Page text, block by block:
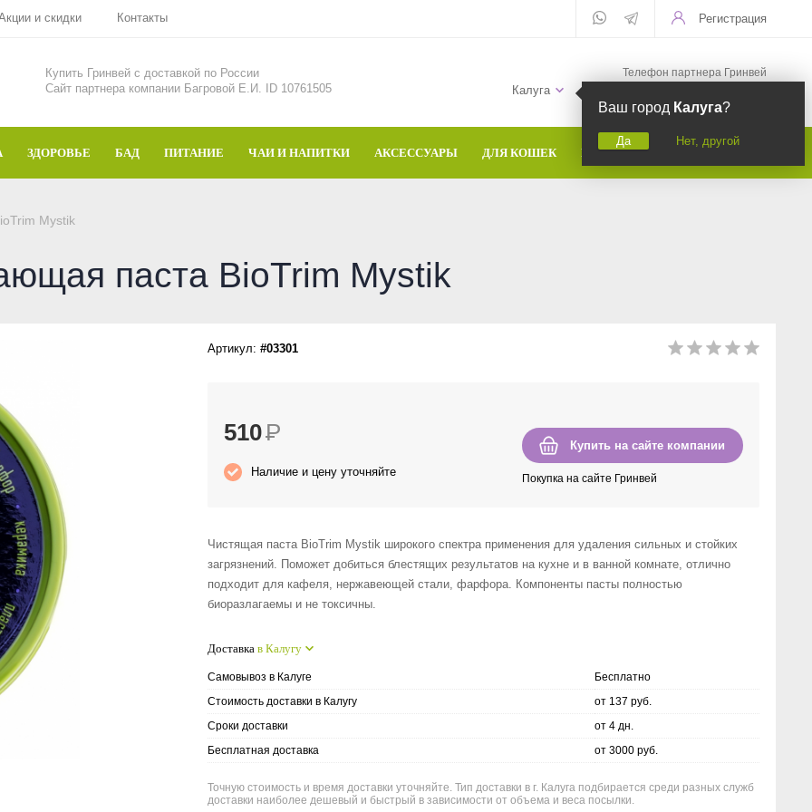
и скидки Контакты Регистрация
Купить Гринвей c доставкой по России
Сайт партнера компании Багровой Е.И. ID 10761505
Калуга
Ваш город Калуга?
Да Нет, другой
Телефон партнера Гринвей
ЗДОРОВЬЕ БАД ПИТАНИЕ ЧАИ И НАПИТКИ АКСЕССУАРЫ ДЛЯ КОШЕК БРЕНДЫ
Mystik
паста BioTrim Mystik
Артикул: #03301
Купить на сайте компании
Покупка на сайте Гринвей
510Р
Наличие и цену уточняйте
Чистящая паста BioTrim Mystik широкого спектра применения для удаления сильных и стойких
загрязнений. Поможет добиться блестящих результатов на кухне и в ванной комнате, отлично
подходит для кафеля, нержавеющей стали, фарфора. Компоненты пасты полностью
биоразлагаемы и не токсичны.
Доставка в Калугу
Самовывоз в Калуге
Бесплатно
Стоимость доставки в Калугу
от 137 руб.
Сроки доставки
от 4 дн.
Бесплатная доставка
от 3000 руб.
Точную стоимость и время доставки уточняйте. Тип доставки в г. Калуга подбирается среди разных служб
доставки наиболее дешевый и быстрый в зависимости от объема и веса посылки.